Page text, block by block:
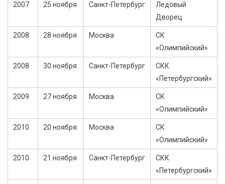
2007 25 ноября Санкт-Петербург
Ледовый
Дворец
2008 28 ноября Москва
СК
«Олимпийский»
2008 30 ноября Санкт-Петербург
СКК
«Петербургский»
2009 27 ноября Москва
СК
«Олимпийский»
2010 20 ноября Москва
СК
«Олимпийский»
2010 21 ноября Санкт-Петербург
СКК
«Петербургский»